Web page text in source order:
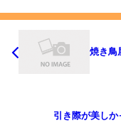
焼き鳥
引き際が美し